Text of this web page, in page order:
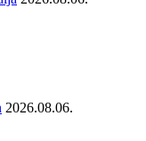
2026.08.06.